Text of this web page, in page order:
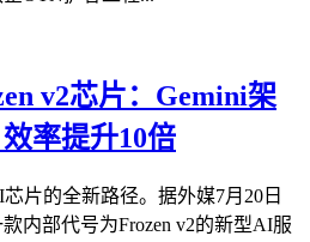
v2芯片：Gemini架
率提升10倍
片的全新路径。据外媒7月20日
内部代号为Frozen v2的新型AI服